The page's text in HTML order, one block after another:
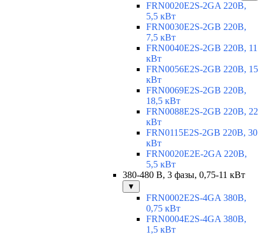
FRN0020E2S-2GA 220В,
5,5 кВт
FRN0030E2S-2GB 220В,
7,5 кВт
FRN0040E2S-2GB 220В, 11
кВт
FRN0056E2S-2GB 220В, 15
кВт
FRN0069E2S-2GB 220В,
18,5 кВт
FRN0088E2S-2GB 220В, 22
кВт
FRN0115E2S-2GB 220В, 30
кВт
FRN0020E2E-2GA 220В,
5,5 кВт
380-480 В, 3 фазы, 0,75-11 кВт
▼
FRN0002E2S-4GA 380В,
0,75 кВт
FRN0004E2S-4GA 380В,
1,5 кВт